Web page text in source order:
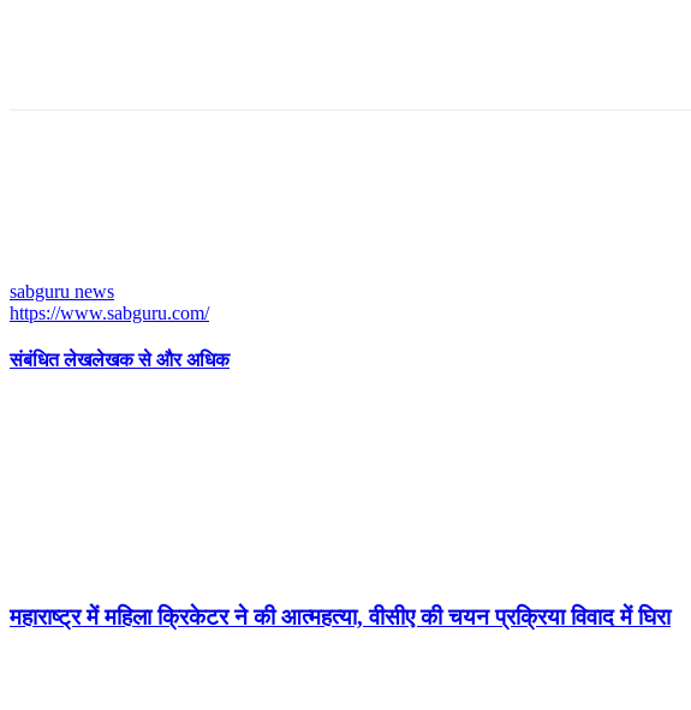
sabguru news
https://www.sabguru.com/
संबंधित लेखलेखक से और अधिक
महाराष्ट्र में महिला क्रिकेटर ने की आत्महत्या, वीसीए की चयन प्रक्रिया विवाद में घिरा